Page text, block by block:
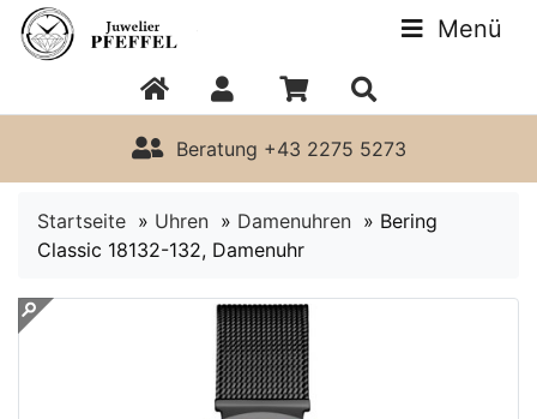
Beratung +43 2275 5273
Menü
Startseite » Uhren » Damenuhren » Bering
Classic 18132-132, Damenuhr